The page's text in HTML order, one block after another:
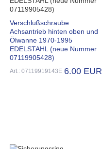
Verschlußschraube
Achsantrieb hinten oben und
Ölwanne 1970-1995
EDELSTAHL (neue Nummer
07119905428)
Art.: 07119919143E 6.00 EUR